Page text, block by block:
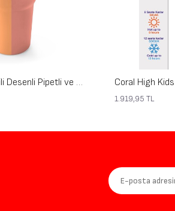
Coral High Renkli Çizgili Desenli Pipetli ve Direkt İçim Çelik Termos 900 ml 38746
1.919,95 TL